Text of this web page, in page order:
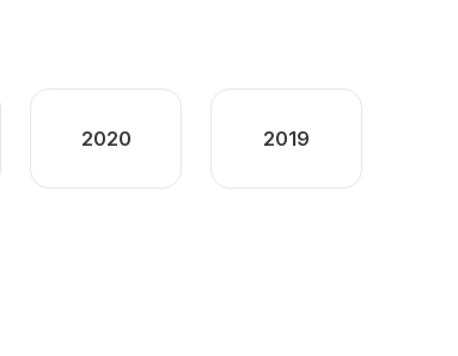
2020 2019